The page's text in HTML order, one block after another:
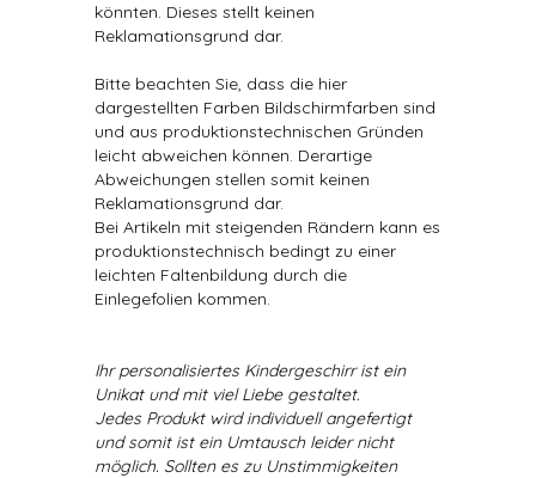
könnten. Dieses stellt keinen
Reklamationsgrund dar.
Bitte beachten Sie, dass die hier
dargestellten Farben Bildschirmfarben sind
und aus produktionstechnischen Gründen
leicht abweichen können. Derartige
Abweichungen stellen somit keinen
Reklamationsgrund dar.
Bei Artikeln mit steigenden Rändern kann es
produktionstechnisch bedingt zu einer
leichten Faltenbildung durch die
Einlegefolien kommen.
Ihr personalisiertes Kindergeschirr ist ein
Unikat und mit viel Liebe gestaltet.
Jedes Produkt wird individuell angefertigt
und somit ist ein Umtausch leider nicht
möglich. Sollten es zu Unstimmigkeiten